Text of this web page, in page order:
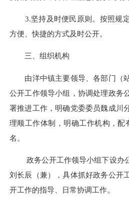
3.坚持及时便民原则。按照规
方便、快捷的方式及时公开。
三、组织机构
由洋中镇主要领导、各部门（
公开工作领导小组，协调处理政务
署推进工作，明确党委委员魏成川
理顺工作体制，明确工作机构，配
名。
政务公开工作领导小组下设办
刘长辰（兼），具体抓好政务公开
开工作的指导、日常协调工作。